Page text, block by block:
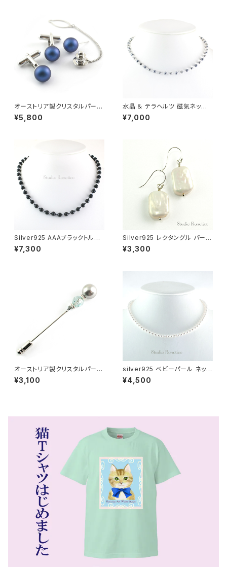
オーストリア製クリスタルパール
10mm カフスボタン タイタック
セット サテンネイビー kf-11
¥5,800
水晶 ＆ テラヘルツ 磁気ネック
レス Silver925マグネットクラ
スプ 女性 男性 ユニセックス 日
¥7,000
Silver925 AAAブラックトルマ
リン 磁気ネックレス ユニセック
ス jnk-21
¥7,300
Silver925 レクタングル パール
バロックパール 淡水真珠 ピアス
¥3,300
オーストリア製クリスタルパール
＆クリスタル ピンブローチ ラペ
ルピン スーツピン グレー swb-
¥3,100
silver925 ベビーパール ネック
レス オーストリア製クリスタルパ
ール 5mmパール 40cmプラス
¥4,500